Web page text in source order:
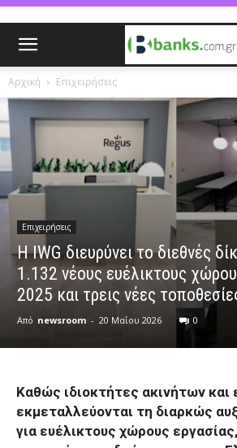
Αρχική Επιχειρήσεις
Επιχειρήσεις
Η IWG διευρύνει το διεθνές
1.132 νέους ευέλικτους
2025 και τρεις νέες
Από newsroom - 20 Μαΐου 2026 0
Καθώς ιδιοκτήτες ακινήτων και
εκμεταλλεύονται τη διαρκώς
για ευέλικτους χώρους